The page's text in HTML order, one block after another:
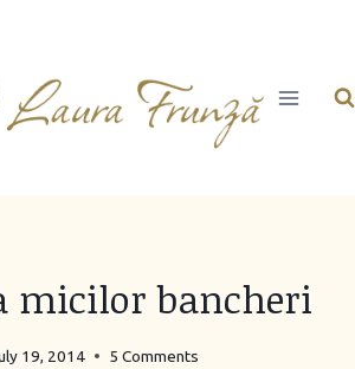
micilor bancheri
19, 2014 5 Comments